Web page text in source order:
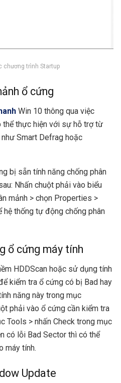
chương trình Startup
ổ cứng
Win 10 thông qua việc
thể thực hiện với sự hỗ trợ từ
Smart Defrag hoặc
bị sẵn tính năng chống phân
Nhấn chuột phải vào biểu
mảnh > chọn Properties >
thống tự động chống phân
ổ cứng máy tính
HDDScan hoặc sử dụng tính
kiểm tra ổ cứng có bị Bad hay
năng này trong mục
phải vào ổ cứng cần kiểm tra
Tools > nhấn Check trong mục
có lỗi Bad Sector thì có thể
máy tính.
Update